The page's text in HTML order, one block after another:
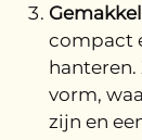
compact
vorm,
zijn en